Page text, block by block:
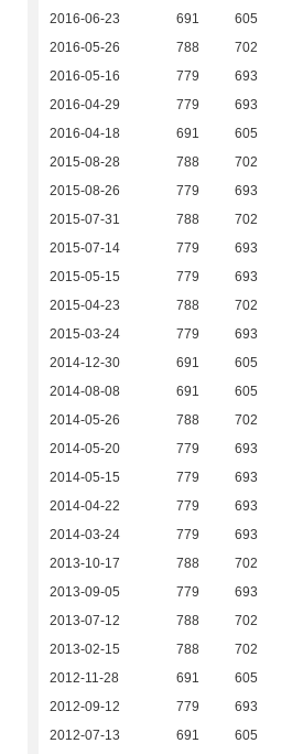
2016-06-23
691 605
2016-05-26
788 702
2016-05-16
779 693
2016-04-29
779 693
2016-04-18
691 605
2015-08-28
788 702
2015-08-26
779 693
2015-07-31
788 702
2015-07-14
779 693
2015-05-15
779 693
2015-04-23
788 702
2015-03-24
779 693
2014-12-30
691 605
2014-08-08
691 605
2014-05-26
788 702
2014-05-20
779 693
2014-05-15
779 693
2014-04-22
779 693
2014-03-24
779 693
2013-10-17
788 702
2013-09-05
779 693
2013-07-12
788 702
2013-02-15
788 702
2012-11-28
691 605
2012-09-12
779 693
2012-07-13
691 605